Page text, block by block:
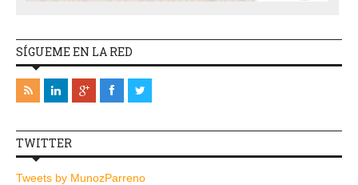
SÍGUEME EN LA RED
TWITTER
Tweets by MunozParreno